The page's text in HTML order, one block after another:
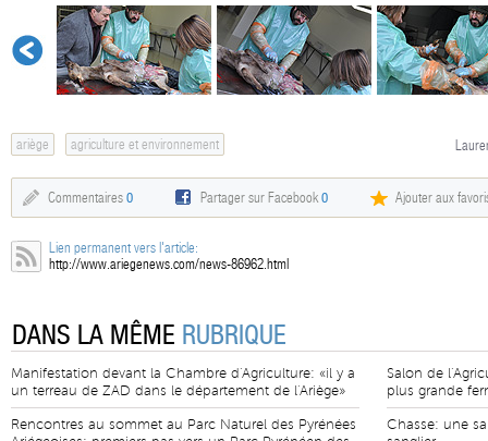
ariège agriculture et environnement
Commentaires 0 Partager sur Facebook0 Ajouter aux
Lien permanent vers l'article:
http://www.ariegenews.com/news-86962.html
DANS LA MÊME RUBRIQUE
Manifestation devant la Chambre d'Agriculture: «il y a
un terreau de ZAD dans le département de l'Ariège»
Rencontres au sommet au Parc Naturel des Pyrénées
Salon de
plus grande
Chasse: une